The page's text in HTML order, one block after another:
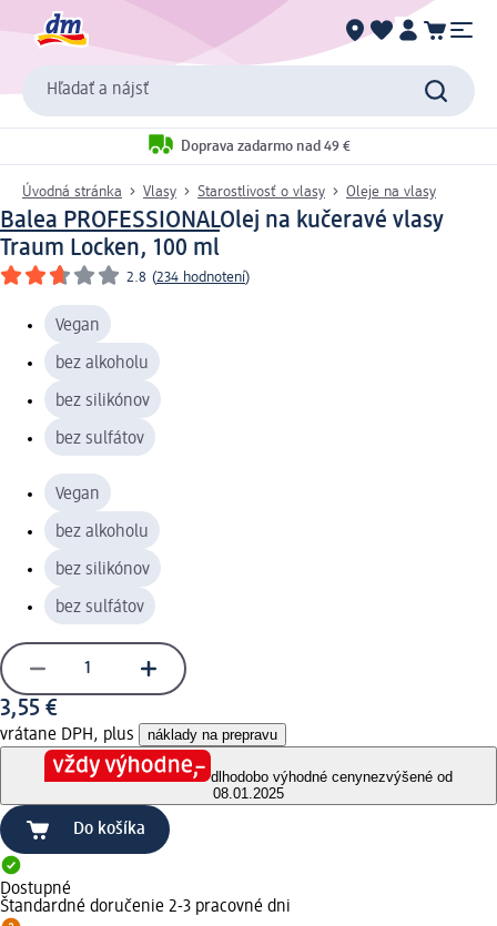
Hľadať a nájsť
Doprava zadarmo nad 49 €
Úvodná stránka Vlasy Starostlivosť o vlasy Oleje na vlasy
Balea PROFESSIONALOlej na kučeravé vlasy
Traum Locken, 100 ml
2.8 (234 hodnotení)
Vegan
bez alkoholu
bez silikónov
bez sulfátov
Vegan
bez alkoholu
bez silikónov
bez sulfátov
3,55 €
vrátane DPH, plus náklady na prepravu
dlhodobo výhodné cenynezvýšené od
08.01.2025
Do košíka
Dostupné
Štandardné doručenie 2-3 pracovné dni